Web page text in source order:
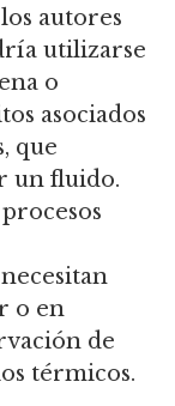
autores
utilizarse
o
asociados
que
un fluido.
o en
de
térmicos.